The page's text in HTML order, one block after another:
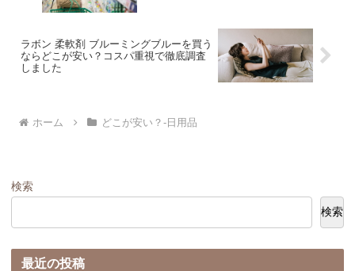
ラボン 柔軟剤 ブルーミングブルーを買う
ならどこが安い？コスパ重視で徹底調査
しました
ホーム どこが安い？-日用品
検索
検索
最近の投稿